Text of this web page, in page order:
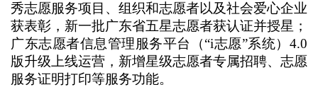
秀志愿服务项目、组织和志愿者以及社会爱心企业
获表彰，新一批广东省五星志愿者获认证并授星；
广东志愿者信息管理服务平台（“i志愿”系统）4.0
版升级上线运营，新增星级志愿者专属招聘、志愿
服务证明打印等服务功能。